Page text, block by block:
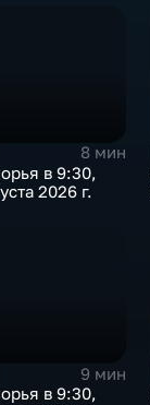
8 мин
в 9:30,
2026 г.
9 мин
в 9:30,